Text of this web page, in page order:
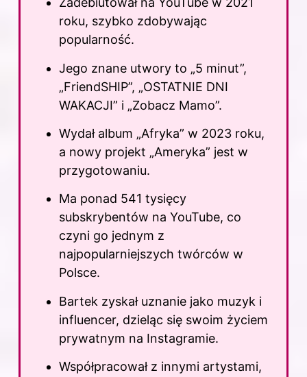
roku, szybko zdobywając
popularność.
Jego znane utwory to „5 minut”,
„FriendSHIP”, „OSTATNIE DNI
WAKACJI” i „Zobacz Mamo”.
Wydał album „Afryka” w 2023 roku,
a nowy projekt „Ameryka” jest w
przygotowaniu.
Ma ponad 541 tysięcy
subskrybentów na YouTube, co
czyni go jednym z
najpopularniejszych twórców w
Polsce.
Bartek zyskał uznanie jako muzyk i
influencer, dzieląc się swoim życiem
prywatnym na Instagramie.
Współpracował z innymi artystami,